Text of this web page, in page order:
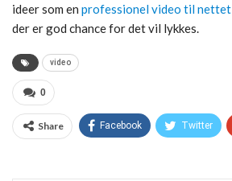
ideer som en professionel video til nettet
der er god chance for det vil lykkes.
video
0
Share Facebook Twitter